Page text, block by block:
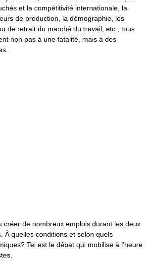
et la compétitivité internationale, la
de production, la démographie, les
de retrait du marché du travail, etc., tous
non pas à une fatalité, mais à des
créer de nombreux emplois durant les deux
À quelles conditions et selon quels
Tel est le débat qui mobilise à l’heure